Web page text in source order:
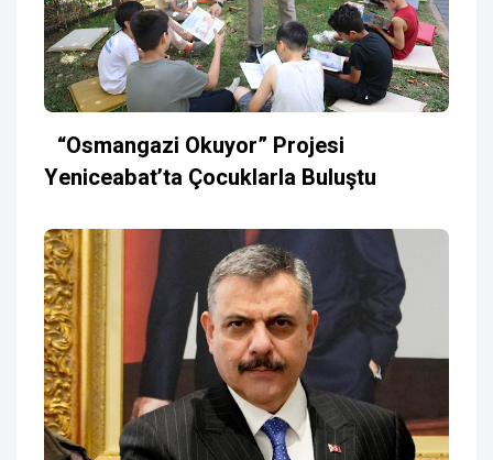
“Osmangazi Okuyor” Projesi
Yeniceabat’ta Çocuklarla Buluştu